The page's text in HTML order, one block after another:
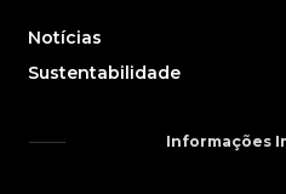
Notícias
Sustentabilidade
Informações